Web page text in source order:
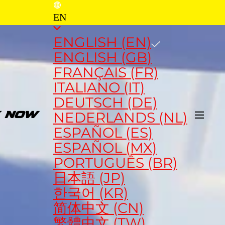
NOW
EN
ENGLISH (EN)
ENGLISH (GB)
FRANÇAIS (FR)
ITALIANO (IT)
DEUTSCH (DE)
NEDERLANDS (NL)
ESPAÑOL (ES)
ESPAÑOL (MX)
PORTUGUÊS (BR)
日本語 (JP)
한국어 (KR)
简体中文 (CN)